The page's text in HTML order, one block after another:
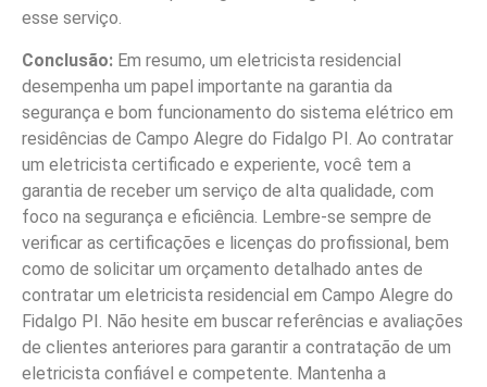
esse serviço.
Conclusão: Em resumo, um eletricista residencial
desempenha um papel importante na garantia da
segurança e bom funcionamento do sistema elétrico em
residências de Campo Alegre do Fidalgo PI. Ao contratar
um eletricista certificado e experiente, você tem a
garantia de receber um serviço de alta qualidade, com
foco na segurança e eficiência. Lembre-se sempre de
verificar as certificações e licenças do profissional, bem
como de solicitar um orçamento detalhado antes de
contratar um eletricista residencial em Campo Alegre do
Fidalgo PI. Não hesite em buscar referências e avaliações
de clientes anteriores para garantir a contratação de um
eletricista confiável e competente. Mantenha a